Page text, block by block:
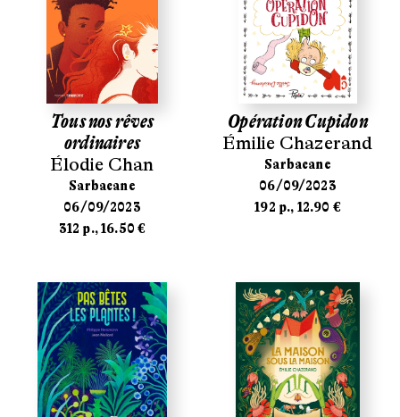
Tous nos rêves
ordinaires
Élodie Chan
Sarbacane
06/09/2023
312 p., 16.50 €
Opération Cupidon
Émilie Chazerand
Sarbacane
06/09/2023
192 p., 12.90 €